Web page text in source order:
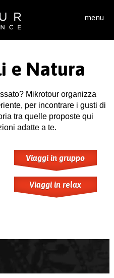
menu
e Natura
Mikrotour organizza
per incontrare i gusti di
tra quelle proposte qui
adatte a te.
Viaggi in gruppo
Viaggi in relax